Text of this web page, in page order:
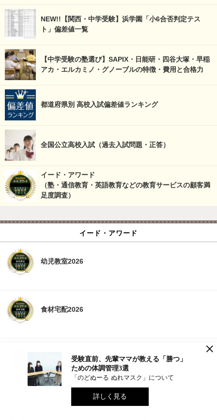
NEW!!【関西・中学受験】浜学園「小6合否判定テス
ト」偏差値一覧
【中学受験の塾選び】SAPIX・日能研・四谷大塚・早稲
アカ・エルカミノ・グノーブルの特徴・費用と合格力
都道府県別 高校入試偏差値ランキング
全国公立高校入試（過去入試問題・正答）
イード・アワード
（塾・通信教育・英語教育などの教育サービスの顧客満
足度調査）
イード・アワード
幼児教室2026
食材宅配2026
子供英語教材2026
NEWS CATEGORY
×
受験直前、先輩ママが教える「勝つ」
ための体調管理3選
「のどぬーる ぬれマスク」について
詳しく見る